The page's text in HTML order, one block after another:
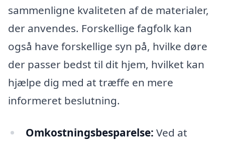
sammenligne kvaliteten af de materialer,
der anvendes. Forskellige fagfolk kan
også have forskellige syn på, hvilke døre
der passer bedst til dit hjem, hvilket kan
hjælpe dig med at træffe en mere
informeret beslutning.
Omkostningsbesparelse: Ved at